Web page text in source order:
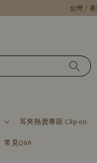
台灣 /
耳夾熱賣專區 Clip-on
常見Q&A